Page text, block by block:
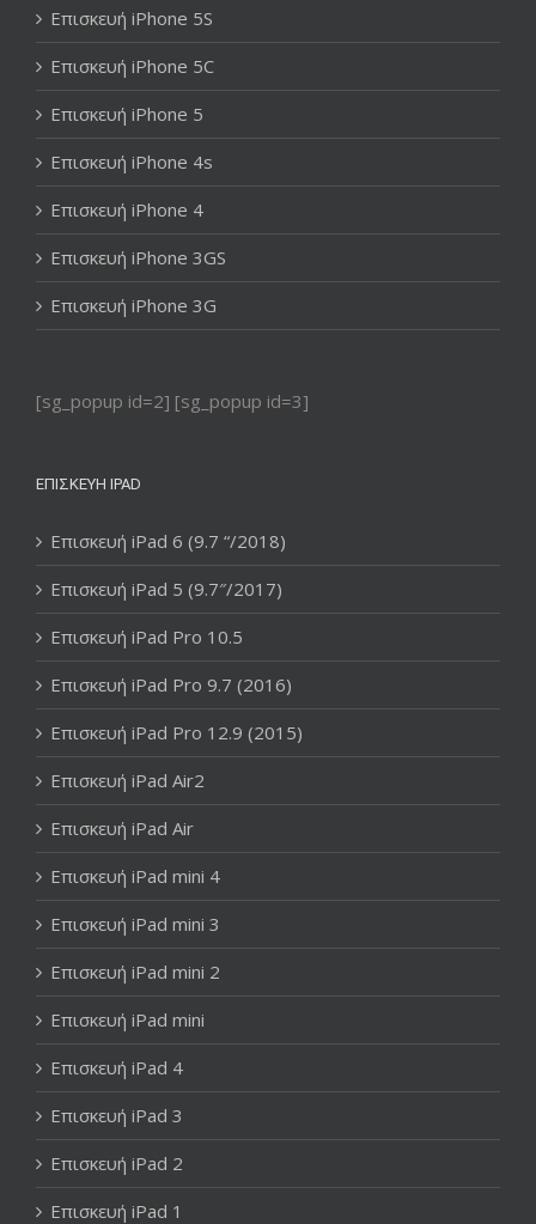
Επισκευή iPhone 5S
Επισκευή iPhone 5C
Επισκευή iPhone 5
Επισκευή iPhone 4s
Επισκευή iPhone 4
Επισκευή iPhone 3GS
Επισκευή iPhone 3G
[sg_popup id=2] [sg_popup id=3]
ΕΠΙΣΚΕΥΉ IPAD
Επισκευή iPad 6 (9.7 “/2018)
Επισκευή iPad 5 (9.7″/2017)
Επισκευή iPad Pro 10.5
Επισκευή iPad Pro 9.7 (2016)
Επισκευή iPad Pro 12.9 (2015)
Επισκευή iPad Air2
Επισκευή iPad Air
Επισκευή iPad mini 4
Επισκευή iPad mini 3
Επισκευή iPad mini 2
Επισκευή iPad mini
Επισκευή iPad 4
Επισκευή iPad 3
Επισκευή iPad 2
Επισκευή iPad 1